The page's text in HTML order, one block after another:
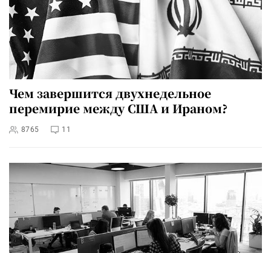
Чем завершится двухнедельное
перемирие между США и Ираном?
8765 11